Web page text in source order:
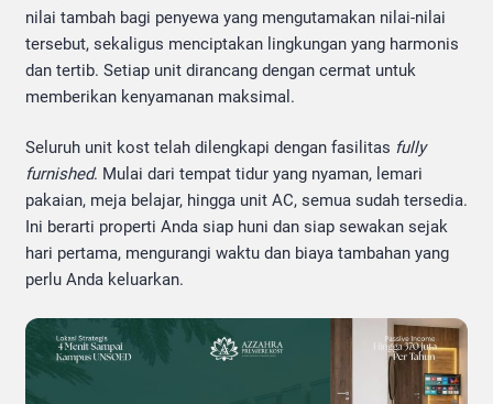
nilai tambah bagi penyewa yang mengutamakan nilai-nilai
tersebut, sekaligus menciptakan lingkungan yang harmonis
dan tertib. Setiap unit dirancang dengan cermat untuk
memberikan kenyamanan maksimal.
Seluruh unit kost telah dilengkapi dengan fasilitas fully
furnished. Mulai dari tempat tidur yang nyaman, lemari
pakaian, meja belajar, hingga unit AC, semua sudah tersedia.
Ini berarti properti Anda siap huni dan siap sewakan sejak
hari pertama, mengurangi waktu dan biaya tambahan yang
perlu Anda keluarkan.